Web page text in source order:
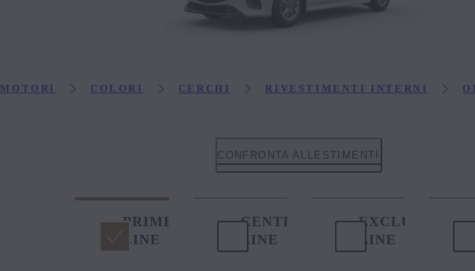
MOTORI COLORI CERCHI RIVESTIMENTI INTERNI
CONFRONTA ALLESTIMENTI
PRIME-
LINE
CENTRE-
LINE
EXCLUSIVE-
LINE